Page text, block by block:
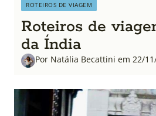
ROTEIROS DE VIAGEM
Roteiros de
da Índia
Por Natália Becattini em 22/